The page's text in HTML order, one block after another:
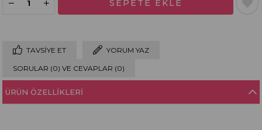
TAVSIYE ET YORUM YAZ
SORULAR (0) VE CEVAPLAR (0)
ÜRÜN ÖZELLIKLERI